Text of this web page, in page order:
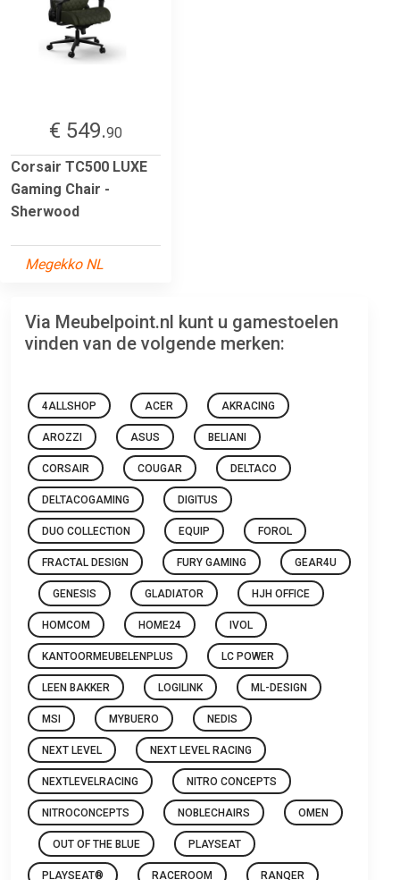
€ 549.90
Corsair TC500 LUXE
Gaming Chair -
Sherwood
Megekko NL
Via Meubelpoint.nl kunt u gamestoelen
vinden van de volgende merken:
4ALLSHOP ACER AKRACING
AROZZI ASUS BELIANI
CORSAIR COUGAR DELTACO
DELTACOGAMING DIGITUS
DUO COLLECTION EQUIP FOROL
FRACTAL DESIGN FURY GAMING GEAR4U
GENESIS GLADIATOR HJH OFFICE
HOMCOM HOME24 IVOL
KANTOORMEUBELENPLUS LC POWER
LEEN BAKKER LOGILINK ML-DESIGN
MSI MYBUERO NEDIS
NEXT LEVEL NEXT LEVEL RACING
NEXTLEVELRACING NITRO CONCEPTS
NITROCONCEPTS NOBLECHAIRS OMEN
OUT OF THE BLUE PLAYSEAT
PLAYSEAT® RACEROOM RANQER